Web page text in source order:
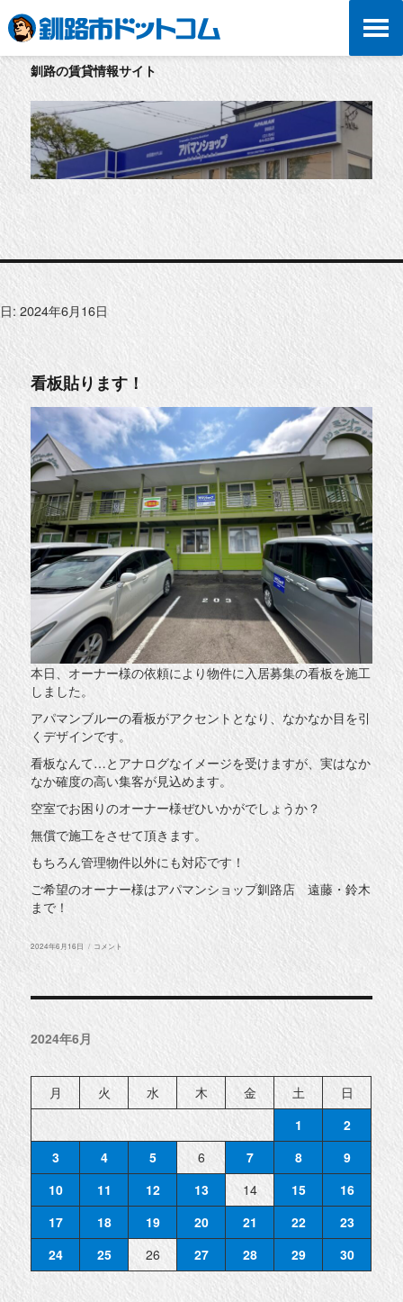
釧路の賃貸情報サイト
日: 2024年6月16日
看板貼ります！
本日、オーナー様の依頼により物件に入居募集の看板を施工
しました。
アパマンブルーの看板がアクセントとなり、なかなか目を引
くデザインです。
看板なんて…とアナログなイメージを受けますが、実はなか
なか確度の高い集客が見込めます。
空室でお困りのオーナー様ぜひいかがでしょうか？
無償で施工をさせて頂きます。
もちろん管理物件以外にも対応です！
ご希望のオーナー様はアパマンショップ釧路店 遠藤・鈴木
まで！
投
2024年6月16日
看
コメント
2024年6月
月 火 水 木 金 土
日
1
2
3
4 5 6 7 8
9
10
11 12 13 14 15
16
17
18 19 20 21 22
23
24
25 26 27 28 29 30